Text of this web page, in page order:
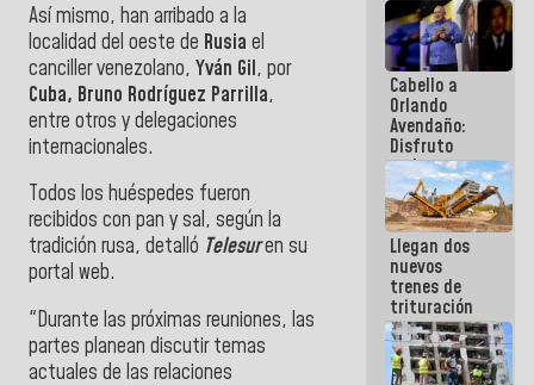
Así mismo, han arribado a la
localidad del oeste de Rusia el
canciller venezolano, Yván Gil, por
Cuba, Bruno Rodríguez Parrilla,
entre otros y delegaciones
internacionales.
Todos los huéspedes fueron
recibidos con pan y sal, según la
tradición rusa, detalló Telesuren su
portal web.
"Durante las próximas reuniones, las
partes planean discutir temas
actuales de las relaciones
Cabello a
Orlando
Avendaño:
Disfruto
cada vez
que escribes
porque lo
que haces
es
embarrarla
Llegan dos
nuevos
trenes de
trituración
para
optimizar
manejo de